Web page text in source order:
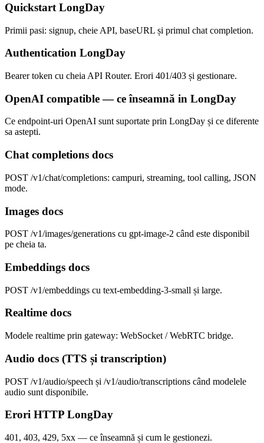
Quickstart LongDay
Primii pasi: signup, cheie API, baseURL și primul chat completion.
Authentication LongDay
Bearer token cu cheia API Router. Erori 401/403 și gestionare.
OpenAI compatible — ce înseamnă in LongDay
Ce endpoint-uri OpenAI sunt suportate prin LongDay și ce diferente
sa astepti.
Chat completions docs
POST /v1/chat/completions: campuri, streaming, tool calling, JSON
mode.
Images docs
POST /v1/images/generations cu gpt-image-2 când este disponibil
pe cheia ta.
Embeddings docs
POST /v1/embeddings cu text-embedding-3-small și large.
Realtime docs
Modele realtime prin gateway: WebSocket / WebRTC bridge.
Audio docs (TTS și transcription)
POST /v1/audio/speech și /v1/audio/transcriptions când modelele
audio sunt disponibile.
Erori HTTP LongDay
401, 403, 429, 5xx — ce înseamnă și cum le gestionezi.